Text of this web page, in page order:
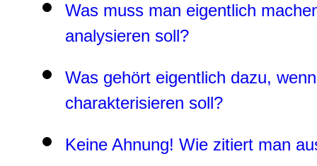
Was muss man eigentlich
analysieren soll?
Was gehört eigentlich dazu,
charakterisieren soll?
Keine Ahnung! Wie zitiert man